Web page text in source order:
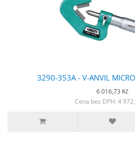
3290-353A - V-ANVIL
6 016,73 Kč
Cena bez DPH: 4